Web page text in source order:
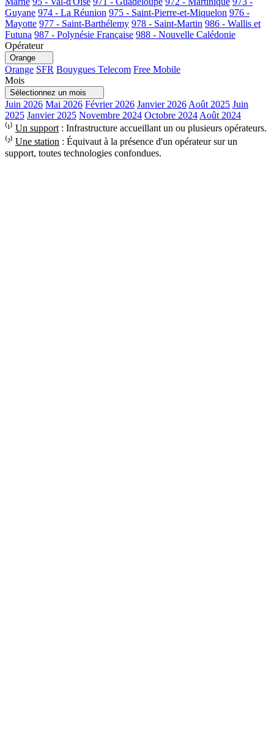
Guyane 974 - La Réunion 975 - Saint-Pierre-et-Miquelon 976 -
Mayotte 977 - Saint-Barthélemy 978 - Saint-Martin 986 - Wallis et
Futuna 987 - Polynésie Française 988 - Nouvelle Calédonie
Opérateur
Orange
Orange SFR Bouygues Telecom Free Mobile
Mois
Sélectionnez un mois
Juin 2026 Mai 2026 Février 2026 Janvier 2026 Août 2025 Juin
2025 Janvier 2025 Novembre 2024 Octobre 2024 Août 2024
⁽¹⁾ Un support : Infrastructure accueillant un ou plusieurs opérateurs.
⁽²⁾ Une station : Équivaut à la présence d'un opérateur sur un
support, toutes technologies confondues.